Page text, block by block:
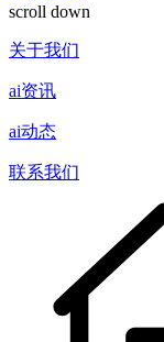
scroll down
关于我们
ai资讯
ai动态
联系我们